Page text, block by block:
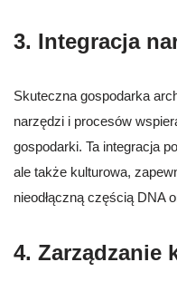
3. Integracja
Skuteczna gospodarka
narzędzi i procesów
gospodarki. Ta integracja
ale także kulturowa,
nieodłączną częścią DNA
4. Zarządzanie